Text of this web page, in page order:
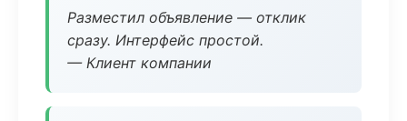
Разместил объявление — отклик
сразу. Интерфейс простой.
— Клиент компании